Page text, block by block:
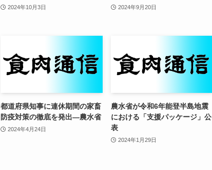
2024年10月3日 2024年9月20日
都道府県知事に連休期間の家畜
防疫対策の徹底を発出—農水省
2024年4月24日
農水省が令和6年能登半島地震
における「支援パッケージ」公
表
2024年1月29日